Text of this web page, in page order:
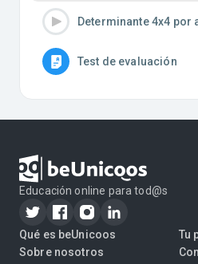
Determinante 4x4
Test de evaluación
Educación online para tod@s
Qué es beUnicoos
Sobre nosotros
Tu